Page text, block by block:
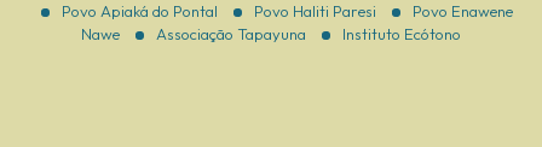
Povo Apiaká do Pontal
Povo Haliti Paresi
Povo Enawene
Nawe
Associação Tapayuna Instituto Ecótono